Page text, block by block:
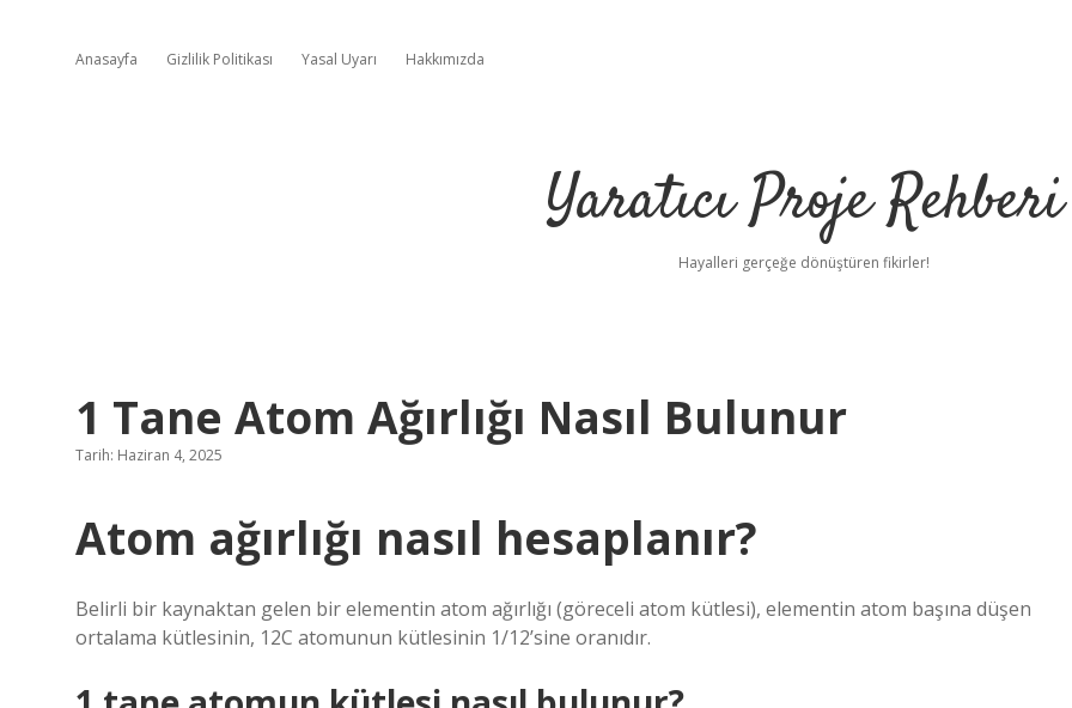
Anasayfa Gizlilik Politikası Yasal Uyarı Hakkımızda
Yaratıcı Proje Rehberi
Hayalleri gerçeğe dönüştüren fikirler!
1 Tane Atom Ağırlığı Nasıl Bulunur
Tarih: Haziran 4, 2025
Atom ağırlığı nasıl hesaplanır?
Belirli bir kaynaktan gelen bir elementin atom ağırlığı (göreceli atom kütlesi), elementin atom başına düşen
ortalama kütlesinin, 12C atomunun kütlesinin 1/12’sine oranıdır.